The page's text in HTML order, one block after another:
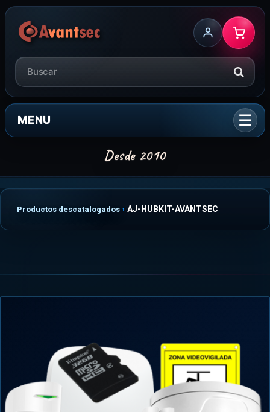
MENU
Productos descatalogados AJ-HUBKIT-AVANTSEC